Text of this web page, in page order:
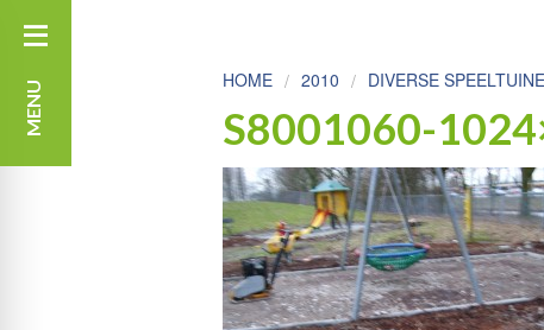
MENU
HOME 2010 DIVERSE
S8001060-